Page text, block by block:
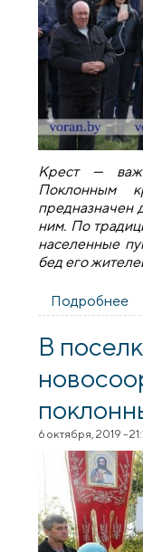
Крест —
Поклонным
предназначен
ним. По
населенные
бед его
Подробнее
В
6 октября, 2019 -